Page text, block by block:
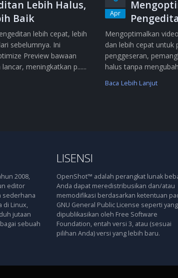
Lebih Halus,
Baik
lebih cepat, lebih
sebelumnya. Ini
Preview bawaan
meningkatkan p......
Apr
Mengoptimalkan
dan lebih cepat untuk
penggeseran,
halus tanpa
Baca Lebih Lanjut
2008,
editor
sederhana
di Linux,
jutaan
sebuah
LISENSI
OpenShot™ adalah perangkat lunak
Anda dapat meredistribusikan dan/atau
memodifikasi berdasarkan ketentuan
GNU General Public License seperti yang
dipublikasikan oleh Free Software
Foundation, entah versi 3, atau (sesuai
pilihan Anda) versi yang lebih baru.